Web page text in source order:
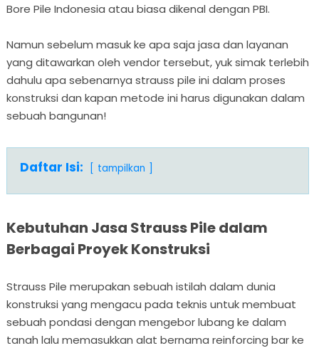
Bore Pile Indonesia atau biasa dikenal dengan PBI.
Namun sebelum masuk ke apa saja jasa dan layanan
yang ditawarkan oleh vendor tersebut, yuk simak terlebih
dahulu apa sebenarnya strauss pile ini dalam proses
konstruksi dan kapan metode ini harus digunakan dalam
sebuah bangunan!
Daftar Isi: tampilkan
Kebutuhan Jasa Strauss Pile dalam
Berbagai Proyek Konstruksi
Strauss Pile merupakan sebuah istilah dalam dunia
konstruksi yang mengacu pada teknis untuk membuat
sebuah pondasi dengan mengebor lubang ke dalam
tanah lalu memasukkan alat bernama reinforcing bar ke